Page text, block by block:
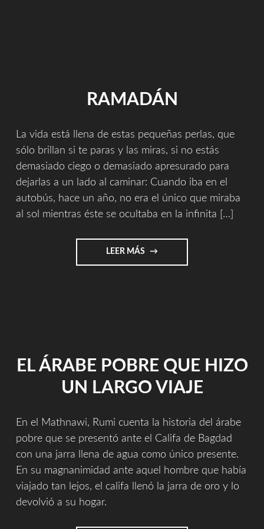
RAMADÁN
La vida está llena de estas pequeñas perlas, que
sólo brillan si te paras y las miras, si no estás
demasiado ciego o demasiado apresurado para
dejarlas a un lado al caminar: Cuando iba en el
autobús, hace un año, no era el único que miraba
al sol mientras éste se ocultaba en la infinita […]
LEER MÁS "RAMADÁN"
EL ÁRABE POBRE QUE HIZO
UN LARGO VIAJE
En el Mathnawi, Rumi cuenta la historia del árabe
pobre que se presentó ante el Califa de Bagdad
con una jarra llena de agua como único presente.
En su magnanimidad ante aquel hombre que había
viajado tan lejos, el califa llenó la jarra de oro y lo
devolvió a su hogar.